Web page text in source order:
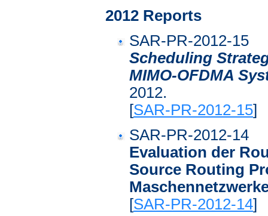
2012 Reports
SAR-PR-2012-15
Scheduling
MIMO-OFDMA
2012.
[SAR-PR-2012-15]
SAR-PR-2012-14
Evaluation der
Source Routing
[SAR-PR-2012-14]